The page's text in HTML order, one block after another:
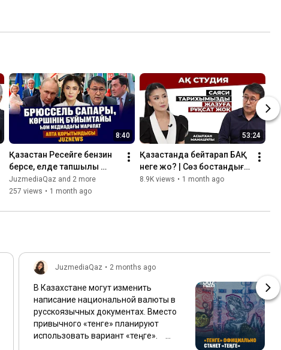
8:40
Қазақстан Ресейге бензин
берсе, елде тапшылық
бола ма? Ербаян
Мұхтардың өлімі: кінәлі
JuzmediaQaz and 2 more
257 views • 1 month ago
53:24
Қазақстанда бейтарап БАҚ
неге жоқ? | Сөз бостандығы
неге шектеледі? |
8.9K views • 1 month ago
JuzmediaQaz • 2 months ago
В Казахстане могут изменить
написание национальной валюты в
русскоязычных документах. Вместо
привычного «тенге» планируют
использовать вариант «теңге». ⠀